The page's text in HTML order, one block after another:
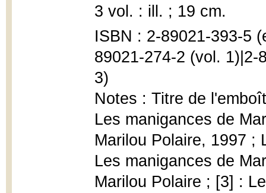
3 vol. : ill. ; 19 cm.
ISBN : 2-89021-393-5
89021-274-2 (vol. 1)|2-
3)
Notes : Titre de
Les manigances de
Marilou Polaire, 1997 ;
Les manigances de
Marilou Polaire ; [3] :